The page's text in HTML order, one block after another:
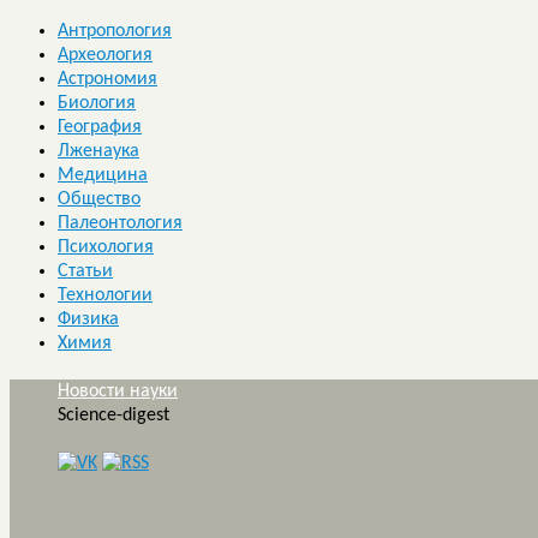
Антропология
Археология
Астрономия
Биология
География
Лженаука
Медицина
Общество
Палеонтология
Психология
Статьи
Технологии
Физика
Химия
Новости науки
Science-digest